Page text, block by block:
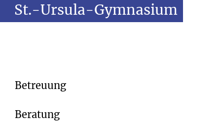
St.-Ursula-Gymnasium
Betreuung
Beratung